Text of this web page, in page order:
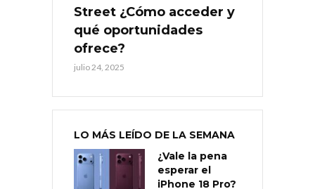
Street ¿Cómo acceder y
qué oportunidades
ofrece?
julio 24, 2025
LO MÁS LEÍDO DE LA SEMANA
¿Vale la pena
esperar el
iPhone 18 Pro?